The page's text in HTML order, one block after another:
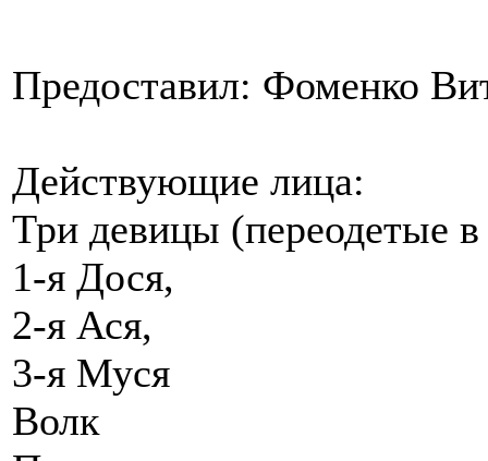
Предоставил: Фоменко
Действующие лица:
Три девицы (переодетые в
1-я Дося,
2-я Ася,
3-я Муся
Волк